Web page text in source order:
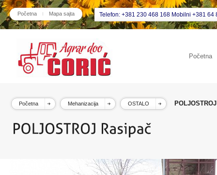
Početna Mapa sajta Telefon: +381 230 468 168 Mobilni +381 64
Početna
Početna Mehanizacija OSTALO